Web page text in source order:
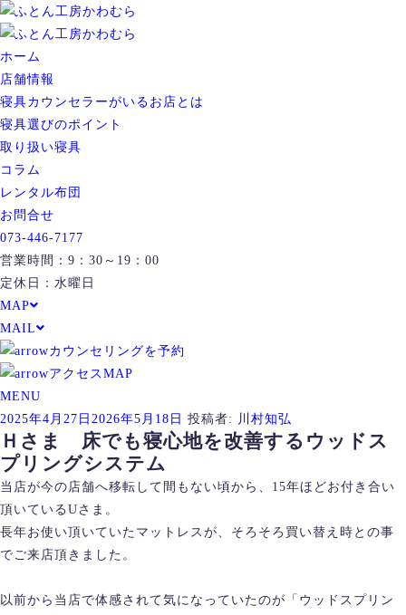
ホーム
店舗情報
寝具カウンセラーがいるお店とは
寝具選びのポイント
取り扱い寝具
コラム
レンタル布団
お問合せ
073-446-7177
営業時間：9：30～19：00
定休日：水曜日
MAP
MAIL
カウンセリングを予約
アクセスMAP
MENU
投
稿
日:
2025年4月27日 2026年5月18日 投稿者: 川村知弘
Ｈさま 床でも寝心地を改善するウッドス
プリングシステム
当店が今の店舗へ移転して間もない頃から、15年ほどお付き合い
頂いているUさま。
長年お使い頂いていたマットレスが、そろそろ買い替え時との事
でご来店頂きました。
以前から当店で体感されて気になっていたのが「ウッドスプリン